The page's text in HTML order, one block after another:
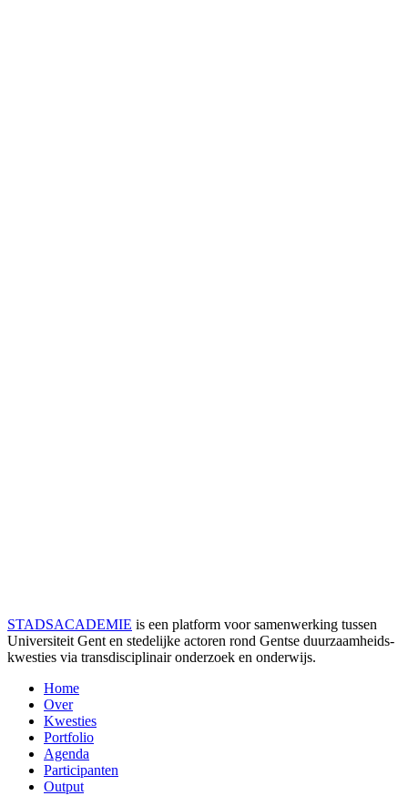
STADSACADEMIE is een platform voor samenwerking tussen
Universiteit Gent en stedelijke actoren rond Gentse duurzaamheids­
kwesties via transdisciplinair onderzoek en onderwijs.
Home
Over
Kwesties
Portfolio
Agenda
Participanten
Output